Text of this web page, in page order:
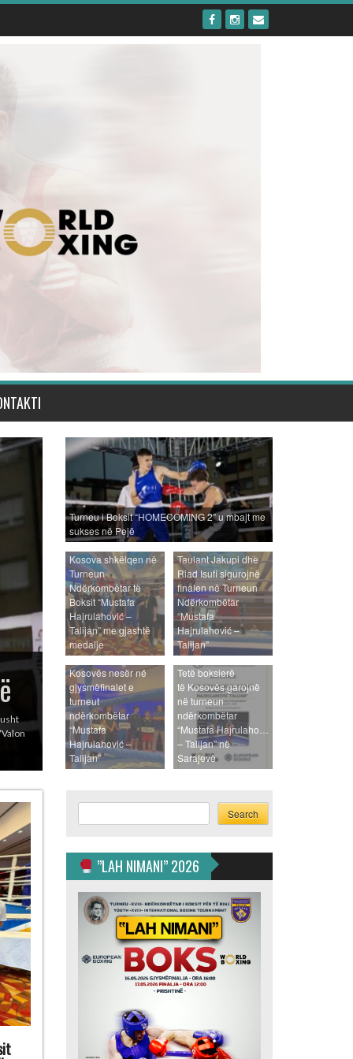
28
–
Turneu i Boksit “HOMECOMING 2” u mbajt me
sukses në Pejë
Kosova shkëlqen në
Turneun
Ndërkombëtar të
Boksit “Mustafa
Hajrulahović –
Talijan” me gjashtë
medalje
Taulant Jakupi dhe
Riad Isufi sigurojnë
finalen në Turneun
Ndërkombëtar
“Mustafa
Hajrulahović –
Talijan”
Gjashtë boksierë të
Kosovës nesër në
gjysmëfinalet e
turneut
ndërkombëtar
“Mustafa
Hajrulahović –
Talijan”
Tetë boksierë
të Kosovës garojnë
në turneun
ndërkombëtar
“Mustafa Hajrulahoviç
– Talijan” në
Sarajevë
Search Search
”LAH NIMANI” 2026